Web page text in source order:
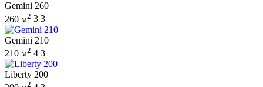
Gemini 260
260 м2 3 3
Gemini 210
210 м2 4 3
Liberty 200
2